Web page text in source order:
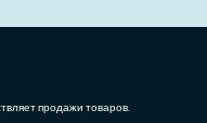
продажи товаров.